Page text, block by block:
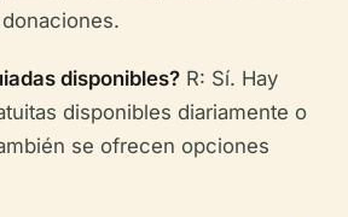
disponibles? R: Sí. Hay
disponibles diariamente o
se ofrecen opciones